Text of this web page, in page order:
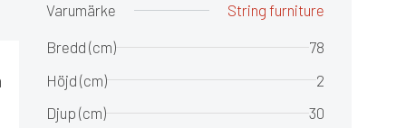
Varumärke
String furniture
Bredd (cm)
78
Höjd (cm)
2
Djup (cm)
30